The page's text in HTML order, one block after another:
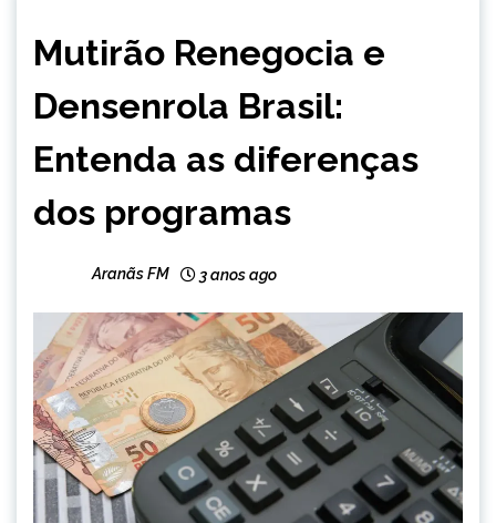
CAPELINHA
GERAIS
Mutirão Renegocia e
Densenrola Brasil:
Entenda as diferenças
dos programas
Aranãs FM 3 anos ago